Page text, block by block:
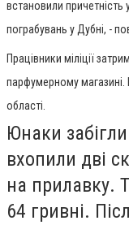
встановили причетність
пограбувань у Дубні, -
Працівники міліції
парфумерному магазині.
області.
Юнаки
вхопили дві
на прилавку.
64 гривні.